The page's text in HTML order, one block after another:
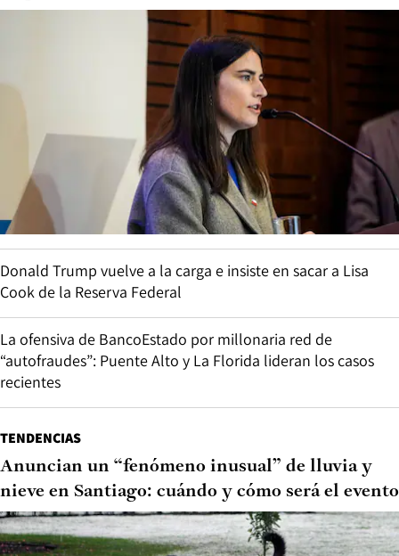
Donald Trump vuelve a la carga e insiste en sacar a Lisa
Cook de la Reserva Federal
La ofensiva de BancoEstado por millonaria red de
“autofraudes”: Puente Alto y La Florida lideran los casos
recientes
TENDENCIAS
Anuncian un “fenómeno inusual” de lluvia y
nieve en Santiago: cuándo y cómo será el evento